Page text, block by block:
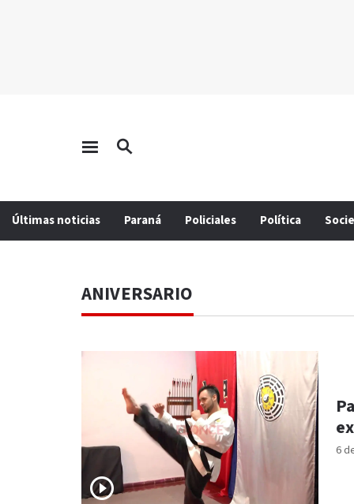
Últimas noticias Paraná Policiales Política
ANIVERSARIO
6